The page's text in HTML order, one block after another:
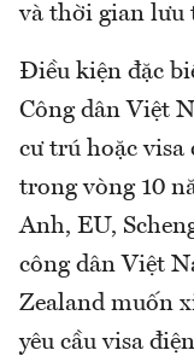
và thời gian lưu
Điều kiện đặc
Công dân Việt
cư trú hoặc visa
trong vòng 10
Anh, EU,
công dân Việt
Zealand muốn
yêu cầu visa